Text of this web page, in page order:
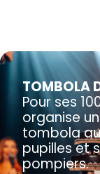
TOMBOLA
Pour ses
organise
tombola
pupilles et
pompiers.